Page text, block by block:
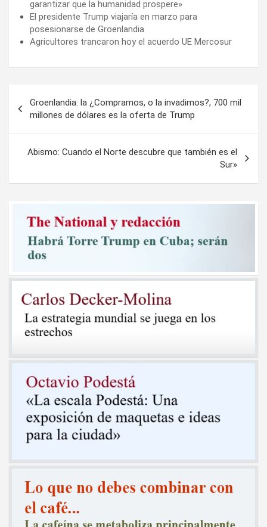
garantizar que la humanidad prospere»
El presidente Trump viajaría en marzo para
posesionarse de Groenlandia
Agricultores trancaron hoy el acuerdo UE Mercosur
de
entradas
Groenlandia: la ¿Compramos, o la invadimos?, 700 mil
millones de dólares es la oferta de Trump
Abismo: Cuando el Norte descubre que también es el
Sur»